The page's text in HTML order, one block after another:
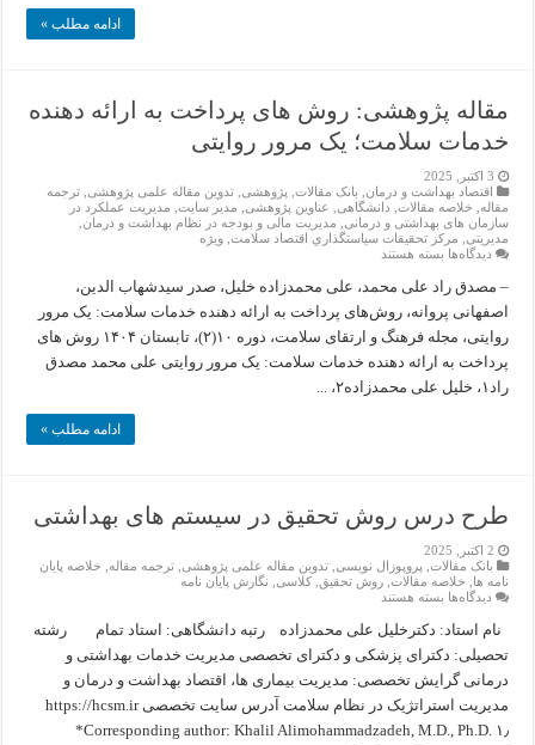
ادامه مطلب »
مقاله پژوهشی: روش های‌ پرداخت‌ به‌ ارائه‌ دهنده‌
خدمات‌ سلامت؛ یک مرور روایتی
3 اکتبر, 2025
اقتصاد بهداشت و درمان
بانک مقالات پژوهشی ,تدوین مقاله علمی پژوهشی ,ترجمه
مقاله
خلاصه مقالات دانشگاهی عناوین پژوهشی مدیر سایت مدیریت عملکرد در
سازمان های بهداشتی و درمانی
مدیریت مالی و بودجه در نظام بهداشت و درمان
مدیریتی
مركز تحقيقات سياستگذاري اقتصاد سلامت ,ویژه
دیدگاه‌ها برای
پژوهشی:
روش
های‌
پرداخت‌
به‌
ارائه‌
خدمات‌
بسته هستند
– مصدق راد علی محمد، علی محمدزاده خلیل، صدر سیدشهاب الدین،
اصفهانی پروانه، روش‌های پرداخت به ارائه دهنده خدمات سلامت: یک مرور
روایتی، مجله فرهنگ و ارتقای سلامت، دوره ۱۰(۲)، تابستان ۱۴۰۴ روش های‌
پرداخت‌ به‌ ارائه‌ دهنده‌ خدمات‌ سلامت: یک مرور روایتی علی محمد مصدق
راد۱، خلیل علی محمدزاده۲، ...
ادامه مطلب »
طرح درس روش تحقیق در سیستم های بهداشتی
2 اکتبر, 2025
بانک مقالات پروپوزال نویسی ,تدوین مقاله علمی پژوهشی ,ترجمه مقاله
خلاصه پایان
نامه ها
خلاصه مقالات ,روش تحقیق ,کلاسی
نگارش پایان نامه
دیدگاه‌ها برای
درس
تحقیق
در
سیستم
های
بسته هستند
نام استاد: دکترخلیل علی محمدزاده رتبه دانشگاهی: استاد تمام رشته
تحصیلی: دکترای پزشکی و دکترای تخصصی مدیریت خدمات بهداشتی و
درمانی گرایش تخصصی: مدیریت بیماری ها، اقتصاد بهداشت و درمان و
مدیریت استراتژیک در نظام سلامت آدرس سایت تخصصی https://hcsm.ir
*Corresponding author: Khalil Alimohammadzadeh, M.D., Ph.D. ۱٫